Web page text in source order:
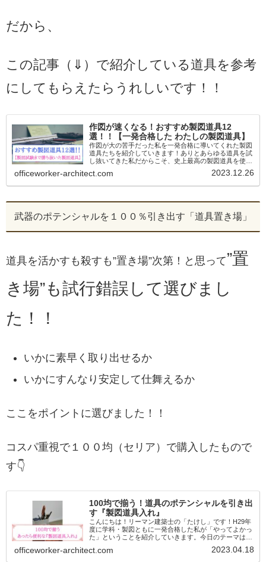
だから、
この記事（⇓）で紹介している道具を参考
にしてもらえたらうれしいです！！
作図が速くなる！おすすめ製図道具12
選！！【一発合格した わたしの製図道具】
作図が大の苦手だった私を一発合格に導いてくれた製図
道具たちを紹介していきます！ありとあらゆる道具を試
し抜いてきた私だからこそ、史上最高の製図道具を使っ
て本試験に臨めたと自負しています！使用した道具の良
い点・悪い点も率直にレビューしています！これから製
officeworker-architect.com 2023.12.26
武器のポテンシャルを１００％引き出す「道具置き場」
道具を活かすも殺すも”置き場”次第！と思って”置
き場”も試行錯誤して選びまし
た！！
いかに素早く取り出せるか
いかにすんなり安定して仕舞えるか
ここをポイントに選びました！！
コスパ重視で１００均（セリア）で購入したもので
す👇
100均で揃う！道具のポテンシャルを引き出
す『製図道具入れ』
こんにちは！リーマン建築士の「たけし」です！H29年
度に学科・製図ともに一発合格した私が「やってよかっ
た」ということを紹介していきます。今日のテーマは
道具入れ』】製図道具ってどうやって置い...
officeworker-architect.com 2023.04.18